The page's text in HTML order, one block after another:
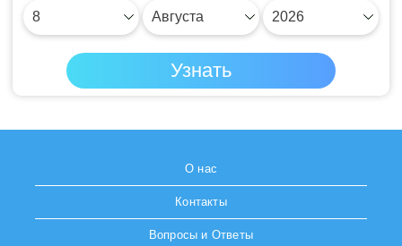
О нас
Контакты
Вопросы и Ответы